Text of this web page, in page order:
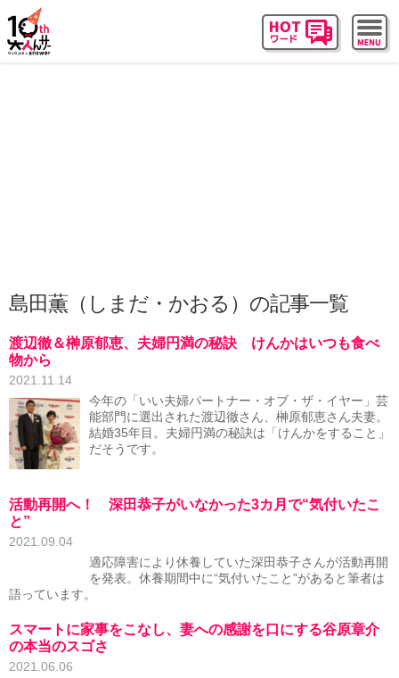
島田薫（しまだ・かおる）の記事一覧
渡辺徹＆榊原郁恵、夫婦円満の秘訣 けんかはいつも食べ
物から
2021.11.14
今年の「いい夫婦パートナー・オブ・ザ・イヤー」芸
能部門に選出された渡辺徹さん、榊原郁恵さん夫妻。
結婚35年目。夫婦円満の秘訣は「けんかをすること」
だそうです。
活動再開へ！ 深田恭子がいなかった3カ月で“気付いたこ
と”
2021.09.04
適応障害により休養していた深田恭子さんが活動再開
を発表。休養期間中に“気付いたこと”があると筆者は
語っています。
スマートに家事をこなし、妻への感謝を口にする谷原章介
の本当のスゴさ
2021.06.06